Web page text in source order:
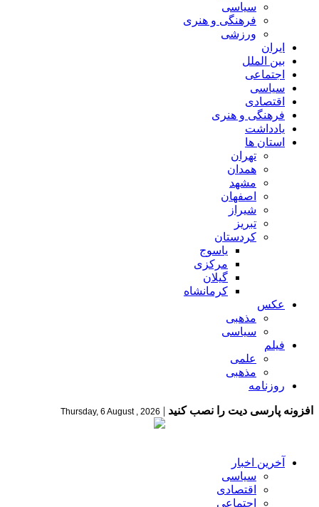
سیاسی
فرهنگی و هنری
ورزشی
ایران
بین الملل
اجتماعی
سیاسی
اقتصادی
فرهنگی و هنری
یادداشت
استان ها
تهران
همدان
مشهد
اصفهان
شیراز
تبریز
کردستان
یاسوج
مرکزی
گیلان
کرمانشاه
عکس
مذهبی
سیاسی
فیلم
علمی
مذهبی
روزنامه
افزونه پارسی دیت را نصب کنید |
Thursday, 6 August , 2026
آخرین اخبار
سیاسی
اقتصادی
اجتماعی